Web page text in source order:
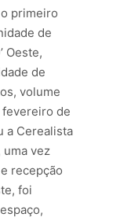
primeiro
de
Oeste,
de
volume
fevereiro de
a Cerealista
uma vez
recepção
foi